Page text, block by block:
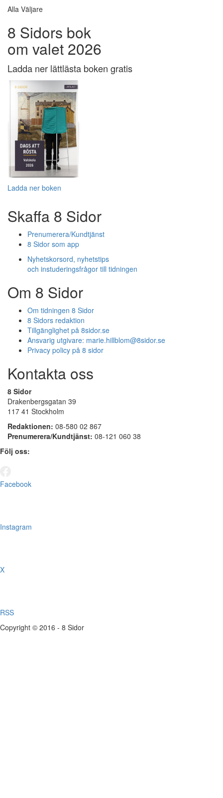
Alla Väljare
8 Sidors bok
om valet 2026
Ladda ner lättlästa boken gratis
Ladda ner boken
Skaffa 8 Sidor
Prenumerera/Kundtjänst
8 Sidor som app
Nyhetskorsord, nyhetstips
och instuderingsfrågor till tidningen
Om 8 Sidor
Om tidningen 8 Sidor
8 Sidors redaktion
Tillgänglighet på 8sidor.se
Ansvarig utgivare: marie.hillblom@8sidor.se
Privacy policy på 8 sidor
Kontakta oss
8 Sidor
Drakenbergsgatan 39
117 41 Stockholm
Redaktionen: 08-580 02 867
Prenumerera/Kundtjänst: 08-121 060 38
Följ oss:
Facebook
Instagram
X
RSS
Copyright © 2016 - 8 Sidor